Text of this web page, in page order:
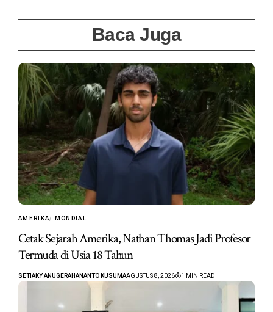
Baca Juga
AMERIKA MONDIAL
Cetak Sejarah Amerika, Nathan Thomas Jadi Profesor
Termuda di Usia 18 Tahun
SETIAKY ANUGERAHANANTO KUSUMAAGUSTUS 8, 2026 1 MIN READ